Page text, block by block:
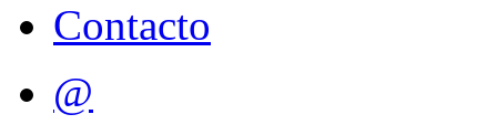
Contacto
@